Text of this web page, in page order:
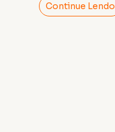
Continue Lendo